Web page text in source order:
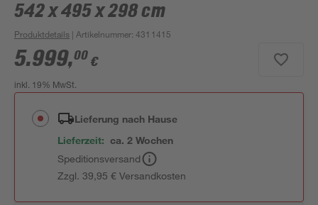
542 x 495 x 298 cm
Produktdetails | Artikelnummer:4311415
5.999,00 €
inkl. 19% MwSt.
Lieferung nach Hause
Lieferzeit: ca. 2 Wochen
Speditionsversand
Zzgl. 39,95 € Versandkosten